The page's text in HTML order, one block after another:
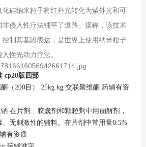
硅纳米粒子将红外光转化为紫外光和可
非侵入性疗法铺平了道路。据称，该技术
制其基因表达，是世界上使用纳米粒子
性光动力疗法。
cp20版四部
（200目） 25kg kg 交联聚维酮 药辅有资
在片剂、胶囊剂和颗粒剂中用崩解剂，
无刺激性的辅料。在片剂中常用量0.5%
有资质